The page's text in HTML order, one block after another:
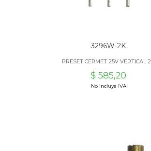
3296W-2K
PRESET CERMET 25V VERTICAL
$ 585,20
No incluye IVA